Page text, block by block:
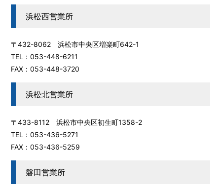
浜松西営業所
〒432-8062 浜松市中央区増楽町642-1
TEL：053-448-6211
FAX：053-448-3720
浜松北営業所
〒433-8112 浜松市中央区初生町1358-2
TEL：053-436-5271
FAX：053-436-5259
磐田営業所